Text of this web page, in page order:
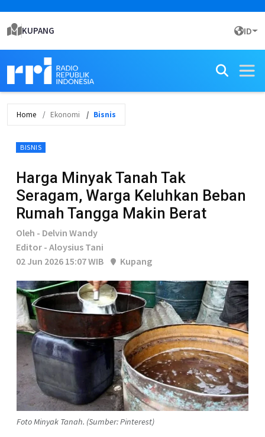
KUPANG ID
Home Ekonomi Bisnis
BISNIS
Harga Minyak Tanah Tak
Seragam, Warga Keluhkan Beban
Rumah Tangga Makin Berat
Oleh - Delvin Wandy
Editor - Aloysius Tani
02 Jun 2026 15:07 WIB
Kupang
Foto Minyak Tanah. (Sumber: Pinterest)